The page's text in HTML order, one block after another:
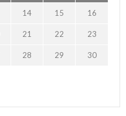
14 15 16
21 22 23
28 29 30